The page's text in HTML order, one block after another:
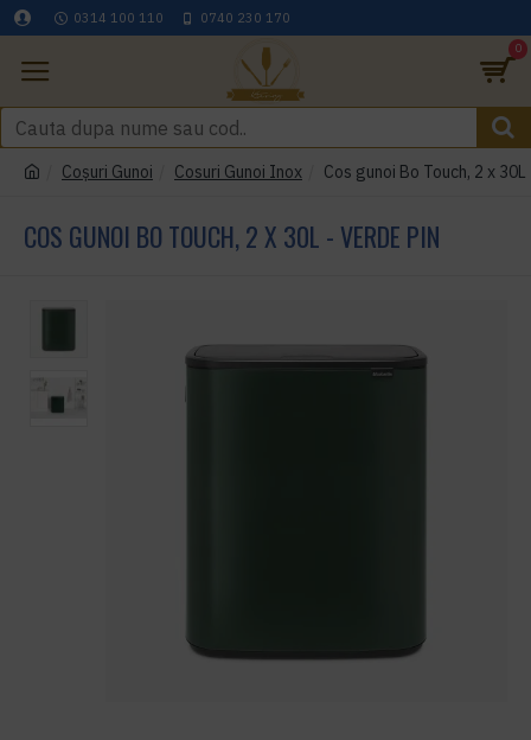
0314 100 110 0740 230 170
0
Coşuri Gunoi Cosuri Gunoi Inox Cos gunoi Bo Touch, 2 x
COS GUNOI BO TOUCH, 2 X 30L - VERDE PIN